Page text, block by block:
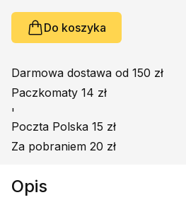
Do koszyka
Darmowa dostawa od 150 zł
Paczkomaty 14 zł
'
Poczta Polska 15 zł
Za pobraniem 20 zł
Opis